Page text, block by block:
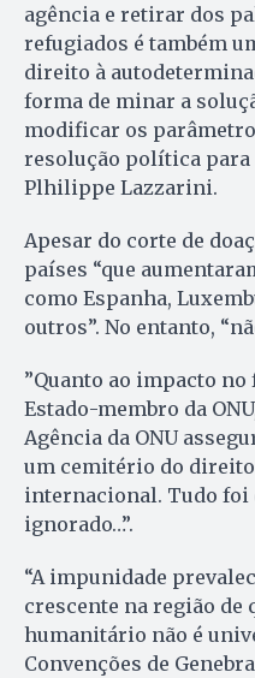
agência e retirar dos
refugiados é também
direito à
forma de minar a
modificar os
resolução política
Plhilippe Lazzarini.
Apesar do corte de
países “que
como Espanha,
outros”. No entanto,
”Quanto ao impacto
Estado-membro da
Agência da ONU
um cemitério do
internacional. Tudo foi
ignorado…”.
“A impunidade
crescente na região
humanitário não é
Convenções de